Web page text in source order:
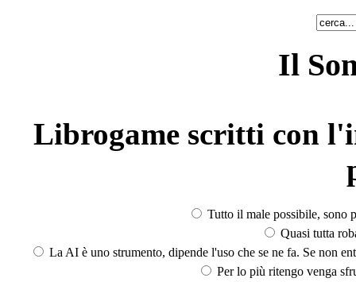
Il
Librogame scritti con
Tutto il male possibile, sono
Quasi tutta
La AI è uno strumento, dipende l'uso che se ne fa. Se non
Per lo più ritengo venga